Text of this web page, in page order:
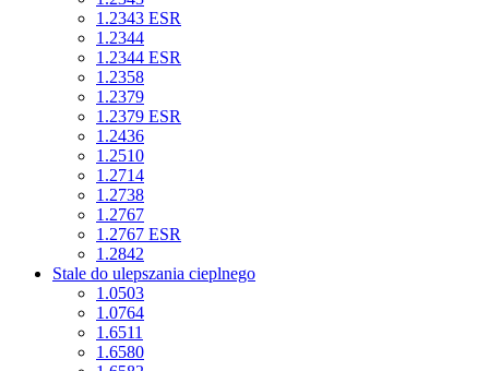
1.2343 ESR
1.2344
1.2344 ESR
1.2358
1.2379
1.2379 ESR
1.2436
1.2510
1.2714
1.2738
1.2767
1.2767 ESR
1.2842
Stale do ulepszania cieplnego
1.0503
1.0764
1.6511
1.6580